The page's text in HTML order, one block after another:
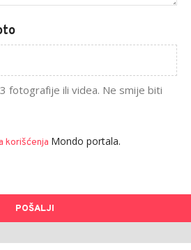
fotografije ili videa. Ne smije biti
korišćenja Mondo portala.
POŠALJI